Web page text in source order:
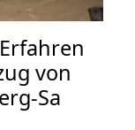
von
Sa